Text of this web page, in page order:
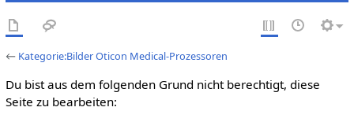
← Kategorie:Bilder Oticon Medical-Prozessoren
Du bist aus dem folgenden Grund nicht berechtigt, diese
Seite zu bearbeiten: